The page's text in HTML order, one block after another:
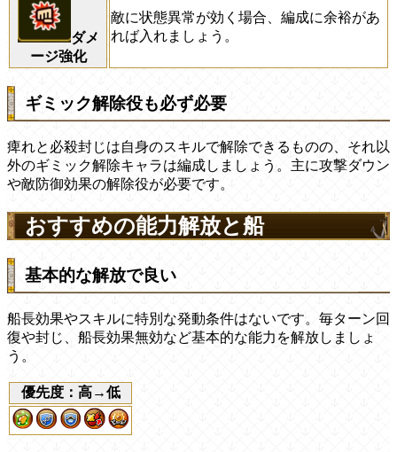
ダメ
ージ強化
敵に状態異常が効く場合、編成に余裕があ
れば入れましょう。
ギミック解除役も必ず必要
痺れと必殺封じは自身のスキルで解除できるものの、それ以
外のギミック解除キャラは編成しましょう。主に攻撃ダウン
や敵防御効果の解除役が必要です。
おすすめの能力解放と船
基本的な解放で良い
船長効果やスキルに特別な発動条件はないです。毎ターン回
復や封じ、船長効果無効など基本的な能力を解放しましょ
う。
優先度：高→低